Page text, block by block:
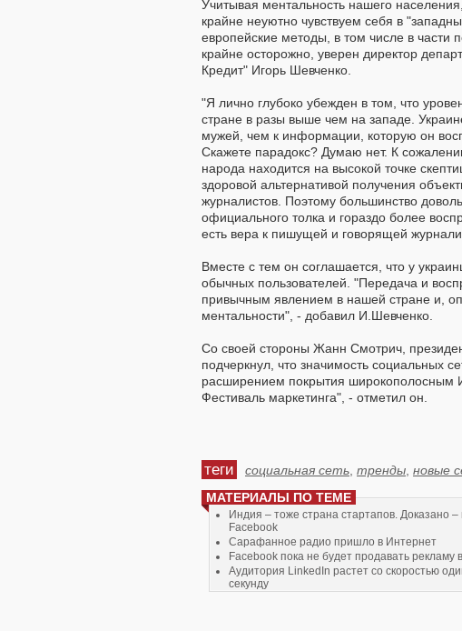
Учитывая ментальность нашего
крайне неуютно чувствуем себя в
европейские методы, в том числе в части
крайне осторожно, уверен директор
Кредит" Игорь Шевченко.
"Я лично глубоко убежден в том, что
стране в разы выше чем на западе.
мужей, чем к информации, которую он
Скажете парадокс? Думаю нет. К
народа находится на высокой точке
здоровой альтернативой получения
журналистов. Поэтому большинство
официального толка и гораздо более
есть вера к пишущей и говорящей
Вместе с тем он соглашается, что у
обычных пользователей. "Передача и
привычным явлением в нашей стране и,
ментальности", - добавил И.Шевченко.
Со своей стороны Жанн Смотрич,
подчеркнул, что значимость социальных
расширением покрытия широкополосным
Фестиваль маркетинга", - отметил он.
теги социальная сеть тренды новые
МАТЕРИАЛЫ ПО ТЕМЕ
Индия – тоже страна стартапов. Доказано –
Facebook
Сарафанное радио пришло в Интернет
Facebook пока не будет продавать рекламу
Аудитория LinkedIn растет со скоростью
секунду